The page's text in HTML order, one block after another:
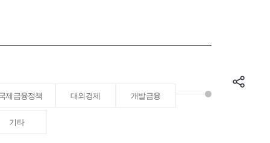
제금융정책 대외경제 개발금융
기타